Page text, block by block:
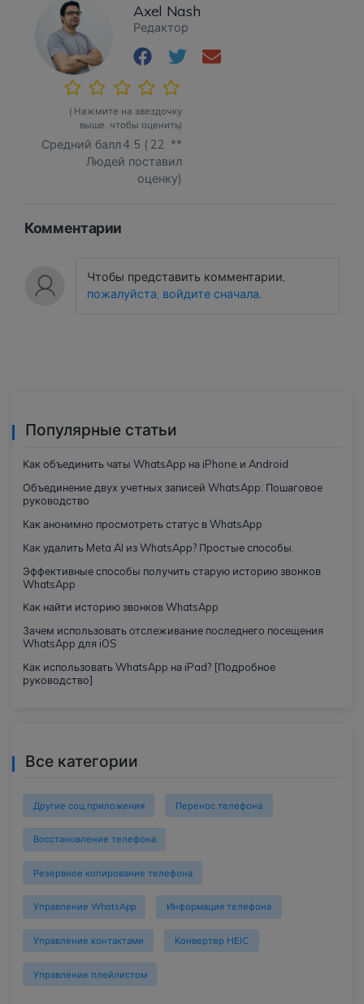
Axel Nash
Редактор
( Нажмите на звездочку
выше, чтобы оценить)
Средний балл4.5 ( 22 **
Людей поставил
оценку)
Комментарии
Чтобы представить комментарии,
пожалуйста, войдите сначала.
Популярные статьи
Как объединить чаты WhatsApp на iPhone и Android
Объединение двух учетных записей WhatsApp: Пошаговое
руководство
Как анонимно просмотреть статус в WhatsApp
Как удалить Meta AI из WhatsApp? Простые способы.
Эффективные способы получить старую историю звонков
WhatsApp
Как найти историю звонков WhatsApp
Зачем использовать отслеживание последнего посещения
WhatsApp для iOS
Как использовать WhatsApp на iPad? [Подробное
руководство]
Все категории
Другие соц.приложения Перенос телефона
Восстановление телефона
Резервное копирование телефона
Управление WhatsApp Информация телефона
Управление контактами Конвертер HEIC
Управление плейлистом